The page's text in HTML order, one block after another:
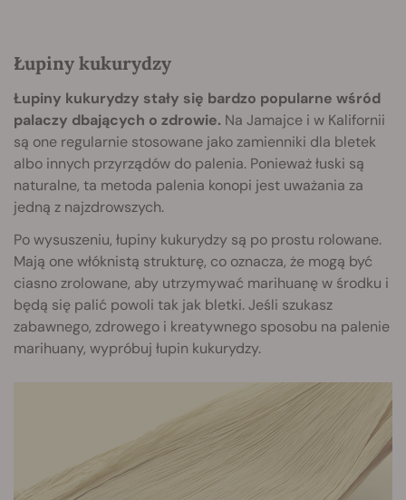
Łupiny kukurydzy
Łupiny kukurydzy stały się bardzo popularne wśród
palaczy dbających o zdrowie. Na Jamajce i w Kalifornii
są one regularnie stosowane jako zamienniki dla bletek
albo innych przyrządów do palenia. Ponieważ łuski są
naturalne, ta metoda palenia konopi jest uważania za
jedną z najzdrowszych.
Po wysuszeniu, łupiny kukurydzy są po prostu rolowane.
Mają one włóknistą strukturę, co oznacza, że mogą być
ciasno zrolowane, aby utrzymywać marihuanę w środku i
będą się palić powoli tak jak bletki. Jeśli szukasz
zabawnego, zdrowego i kreatywnego sposobu na palenie
marihuany, wypróbuj łupin kukurydzy.